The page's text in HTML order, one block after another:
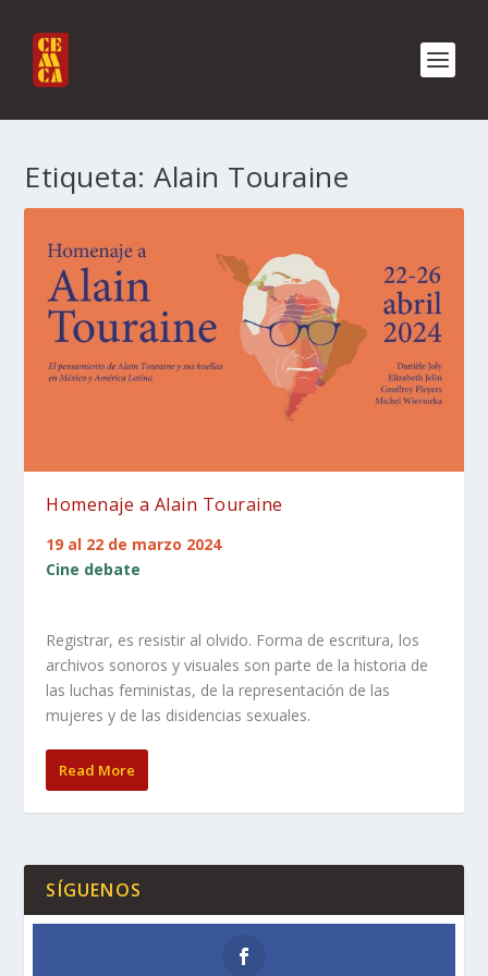
Etiqueta:Alain Touraine
Homenaje a Alain Touraine
19 al 22 de marzo 2024
Cine debate
Registrar, es resistir al olvido. Forma de escritura, los
archivos sonoros y visuales son parte de la historia de
las luchas feministas, de la representación de las
mujeres y de las disidencias sexuales.
Read More
SÍGUENOS